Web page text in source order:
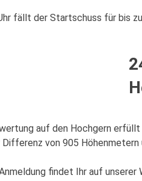
fällt der Startschuss für bis
auf den Hochgern
von 905 Höhenmetern
findet Ihr auf unserer